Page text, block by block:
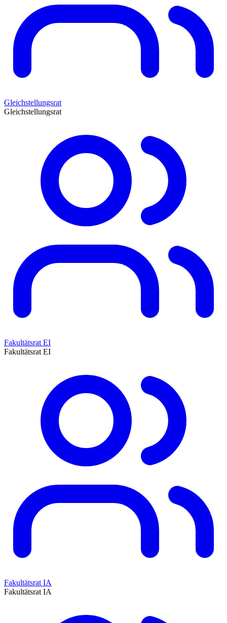
Gleichstellungsrat
Gleichstellungsrat
Fakultätsrat EI
Fakultätsrat EI
Fakultätsrat IA
Fakultätsrat IA